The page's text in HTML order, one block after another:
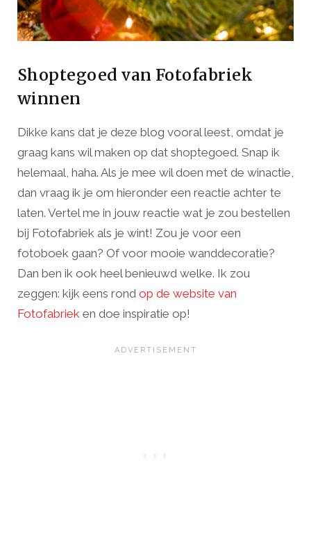
Shoptegoed van Fotofabriek
winnen
Dikke kans dat je deze blog vooral leest, omdat je
graag kans wil maken op dat shoptegoed. Snap ik
helemaal, haha. Als je mee wil doen met de winactie,
dan vraag ik je om hieronder een reactie achter te
laten. Vertel me in jouw reactie wat je zou bestellen
bij Fotofabriek als je wint! Zou je voor een
fotoboek gaan? Of voor mooie wanddecoratie?
Dan ben ik ook heel benieuwd welke. Ik zou
zeggen: kijk eens rond op de website van
Fotofabriek en doe inspiratie op!